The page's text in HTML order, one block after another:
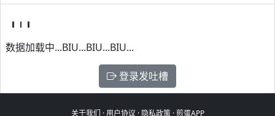
数据加载中...BIU...BIU...BIU...
登录发吐槽
关于我们 ·用户协议 · 隐私政策·煎蛋APP